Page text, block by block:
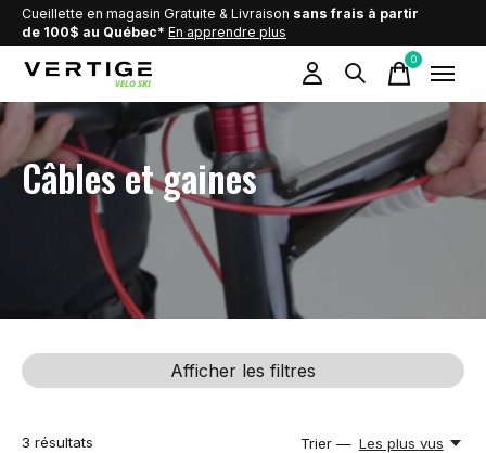
Cueillette en magasin Gratuite & Livraison sans frais à partir
de 100$ au Québec* En apprendre plus
0items
Câbles et gaines
Afficher les filtres
3 résultats Trier — Les plus vus